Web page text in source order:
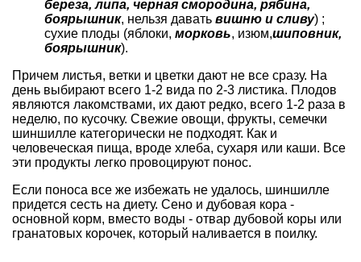
береза, липа, черная смородина, рябина,
боярышник, нельзя давать вишню и сливу) ;
сухие плоды (яблоки, морковь, изюм,шиповник,
боярышник).
Причем листья, ветки и цветки дают не все сразу. На
день выбирают всего 1-2 вида по 2-3 листика. Плодов
являются лакомствами, их дают редко, всего 1-2 раза в
неделю, по кусочку. Свежие овощи, фрукты, семечки
шиншилле категорически не подходят. Как и
человеческая пища, вроде хлеба, сухаря или каши. Все
эти продукты легко провоцируют понос.
Если поноса все же избежать не удалось, шиншилле
придется сесть на диету. Сено и дубовая кора -
основной корм, вместо воды - отвар дубовой коры или
гранатовых корочек, который наливается в поилку.